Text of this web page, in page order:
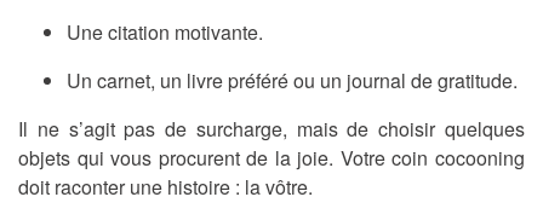
Une citation motivante.
Un carnet, un livre préféré ou un journal de gratitude.
Il ne s’agit pas de surcharge, mais de choisir quelques
objets qui vous procurent de la joie. Votre coin cocooning
doit raconter une histoire : la vôtre.